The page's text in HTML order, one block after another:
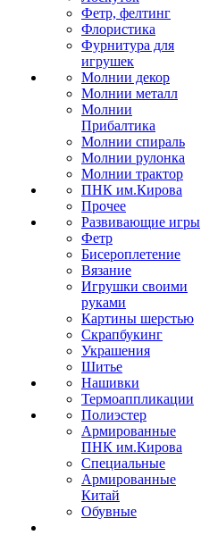
Фетр, фелтинг
Флористика
Фурнитура для
игрушек
Молнии декор
Молнии металл
Молнии
Прибалтика
Молнии спираль
Молнии рулонка
Молнии трактор
ПНК им.Кирова
Прочее
Развивающие игры
Фетр
Бисероплетение
Вязание
Игрушки своими
руками
Картины шерстью
Скрапбукинг
Украшения
Шитье
Нашивки
Термоаппликации
Полиэстер
Армированные
ПНК им.Кирова
Специальные
Армированные
Китай
Обувные